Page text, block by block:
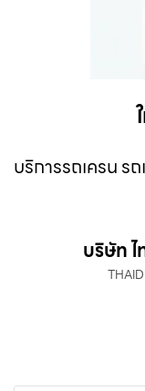
บริการรถเครน ร
บริษัท